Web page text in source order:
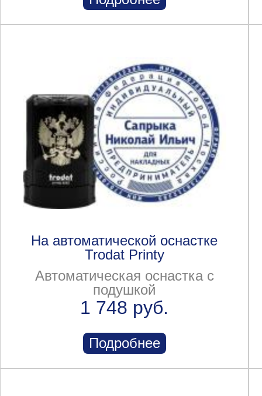
На автоматической оснастке
Trodat Printy
Автоматическая оснастка с
подушкой
1 748 руб.
Подробнее